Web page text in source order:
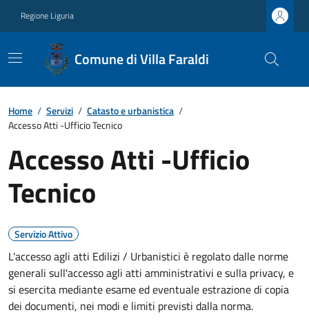
Regione Liguria
Comune di Villa Faraldi
Home / Servizi / Catasto e urbanistica /
Accesso Atti -Ufficio Tecnico
Accesso Atti -Ufficio
Tecnico
Servizio Attivo
L'accesso agli atti Edilizi / Urbanistici è regolato dalle norme
generali sull'accesso agli atti amministrativi e sulla privacy, e
si esercita mediante esame ed eventuale estrazione di copia
dei documenti, nei modi e limiti previsti dalla norma.